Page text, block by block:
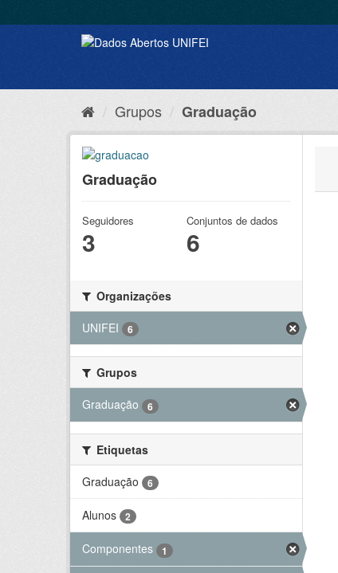
Grupos Graduação
Graduação
Seguidores
3
Conjuntos de dados
6
Organizações
UNIFEI
6
Grupos
Graduação
6
Etiquetas
Graduação
6
Alunos 2
Componentes 1